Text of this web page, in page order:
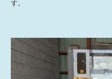
す。